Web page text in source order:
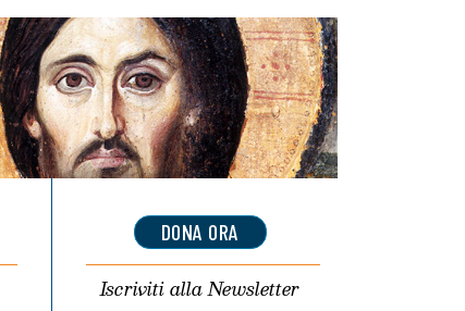
DONA ORA
Iscriviti allaNewsletter